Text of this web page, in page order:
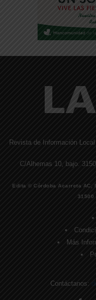
Revista de Información
C/Alhemas 10, bajo.
Edita © Córdoba Acarreta AC,
31500
Más
Contáctanos: